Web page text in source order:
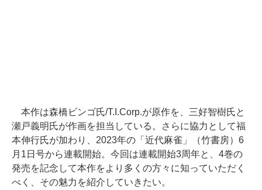
本作は森橋ビンゴ氏/T.I.Corp.が原作を、三好智樹氏と
瀬戸義明氏が作画を担当している。さらに協力として福
本伸行氏が加わり、2023年の「近代麻雀」（竹書房）6
月1日号から連載開始。今回は連載開始3周年と、4巻の
発売を記念して本作をより多くの方々に知っていただく
べく、その魅力を紹介していきたい。